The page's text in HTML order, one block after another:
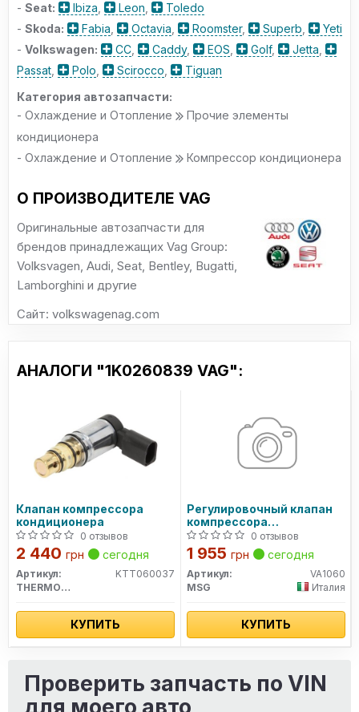
- Seat: Ibiza Leon
Toledo
- Skoda: Fabia Octavia Roomster, Superb
Yeti
- Volkswagen: CC Caddy, EOS Golf, Jetta
Passat
Polo Scirocco
Tiguan
Категория автозапчасти:
- Охлаждение и Отопление
Прочие элементы
кондиционера
- Охлаждение и Отопление
Компрессор кондиционера
О ПРОИЗВОДИТЕЛЕ VAG
Оригинальные автозапчасти для
брендов принадлежащих Vag Group:
Volksvagen, Audi, Seat, Bentley, Bugatti,
Lamborghini и другие
Сайт: volkswagenag.com
АНАЛОГИ "1K0260839 VAG":
Клапан компрессора
кондиционера
0 отзывов
2 440 грн сегодня
Артикул:
KTT060037
THERMOTEC
КУПИТЬ
Регулировочный клапан
компрессора
кондиционера SANDEN
PXE14 - PXE16
0 отзывов
1 955 грн сегодня
Артикул:
VA1060
MSG
Италия
КУПИТЬ
Проверить запчасть по VIN